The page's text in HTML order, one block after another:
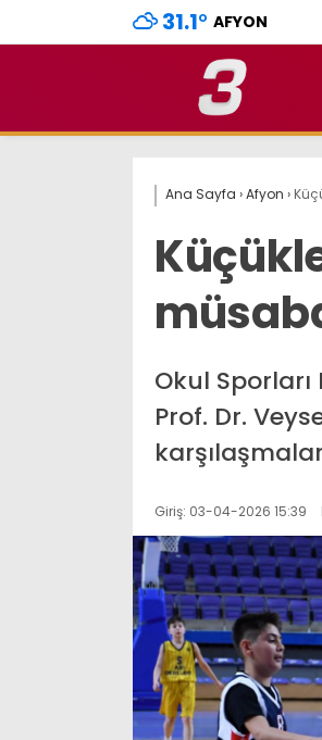
31.1° AFYON
Ana Sayfa ›Afyon ›
Okul
Prof. Dr.
Giriş: 03-04-2026 15:39